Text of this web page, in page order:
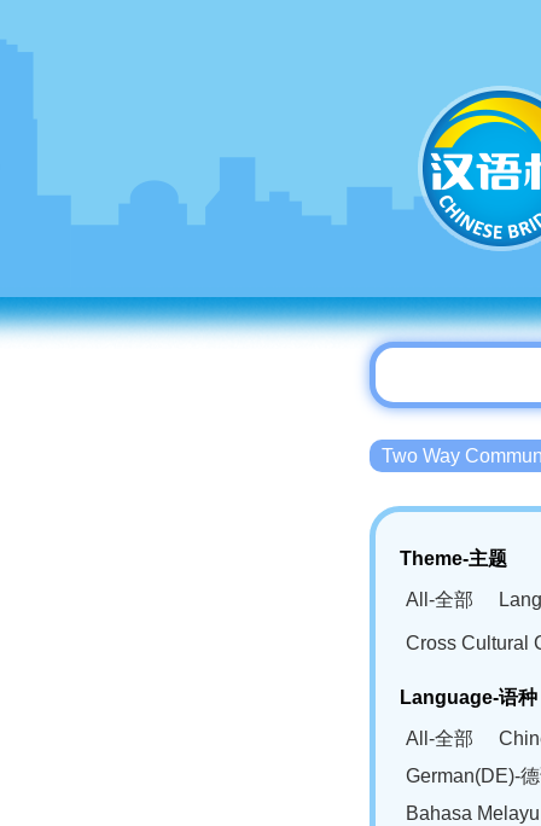
Two Way
Theme-主题
All-全部
Cross Cultural
Language-语种
All-全部
German(DE)-
Bahasa